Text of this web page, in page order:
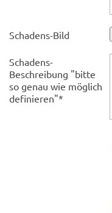
Schadens-Bild
Schadens-
Beschreibung "bitte
so genau wie möglich
definieren"*